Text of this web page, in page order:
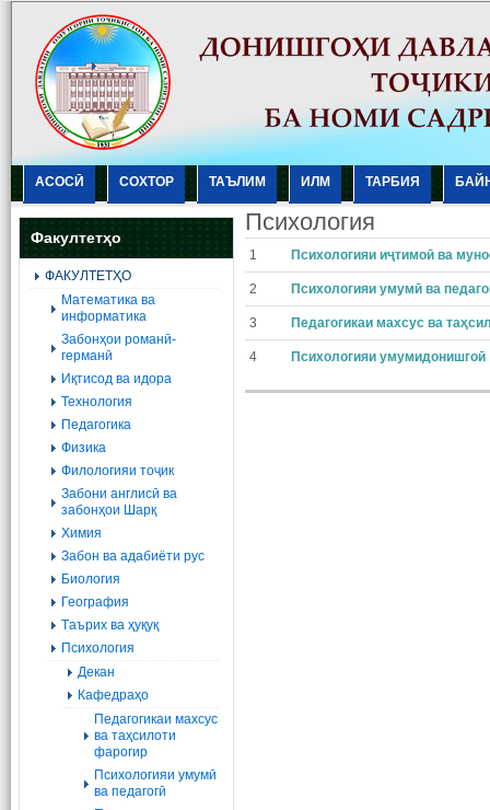
АСОСӢ СОХТОР ТАЪЛИМ ИЛМ ТАРБИЯ
Факултетҳо
ФАКУЛТЕТҲО
Mатематика ва
информатика
Забонҳои романӣ-
германӣ
Иқтисод ва идора
Технология
Педагогика
Физика
Филологияи тоҷик
Забони англисӣ ва
забонҳои Шарқ
Химия
Забон ва адабиёти рус
Биология
География
Tаърих ва ҳуқуқ
Психология
Декан
Кафедраҳо
Педагогикаи махсус
ва таҳсилоти
фарогир
Психологияи умумӣ
ва педагогӣ
Психология
1 Психологияи иҷтимоӣ ва
2 Психологияи умумӣ ва
3 Педагогикаи махсус ва
4 Психологияи умумидонишгоӣ